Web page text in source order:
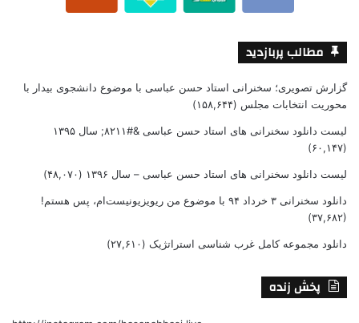
مطالب پربازدید
گزارش تصویری؛ سخنرانی استاد حسن عباسی با موضوع دانشجوی بیدار با
محوریت انتخابات مجلس (۱۵۸,۶۴۴)
لیست دانلود سخنرانی های استاد حسن عباسی &#۸۲۱۱; سال ۱۳۹۵
(۶۰,۱۴۷)
لیست دانلود سخنرانی های استاد حسن عباسی – سال ۱۳۹۶ (۴۸,۰۷۰)
دانلود سخنرانی ۳ خرداد ۹۴ با موضوع من ریویزیونیست‌ام، پس هستم!
(۳۷,۶۸۲)
دانلود مجموعه کامل غرب شناسی استراتژیک (۲۷,۶۱۰)
پخش زنده